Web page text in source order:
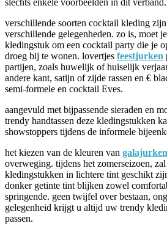
verschillende soorten cocktail kleding
verschillende gelegenheden. zo is, moet
kledingstuk om een cocktail party die je
droeg bij te wonen. lovertjes feestjurken
partijen, zoals huwelijk of huiselijk
andere kant, satijn of zijde rassen en €
semi-formele en cocktail Eves.
aangevuld met bijpassende sieraden en
trendy handtassen deze kledingstukken
showstoppers tijdens de informele
het kiezen van de kleuren van galajurken
overweging. tijdens het zomerseizoen,
kledingstukken in lichtere tint geschikt
donker getinte tint blijken zowel
springende. geen twijfel over bestaan,
gelegenheid krijgt u altijd uw trendy
passen.